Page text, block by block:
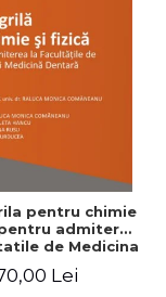
pentru chimie
admiterea
de Medicina
Dentara.
a II-a - Raluca
Lei